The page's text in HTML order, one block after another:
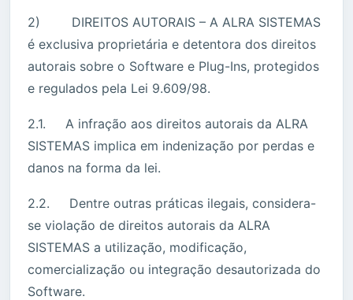
2) DIREITOS AUTORAIS – A ALRA SISTEMAS
é exclusiva proprietária e detentora dos direitos
autorais sobre o Software e Plug-Ins, protegidos
e regulados pela Lei 9.609/98.
2.1. A infração aos direitos autorais da ALRA
SISTEMAS implica em indenização por perdas e
danos na forma da lei.
2.2. Dentre outras práticas ilegais, considera-
se violação de direitos autorais da ALRA
SISTEMAS a utilização, modificação,
comercialização ou integração desautorizada do
Software.